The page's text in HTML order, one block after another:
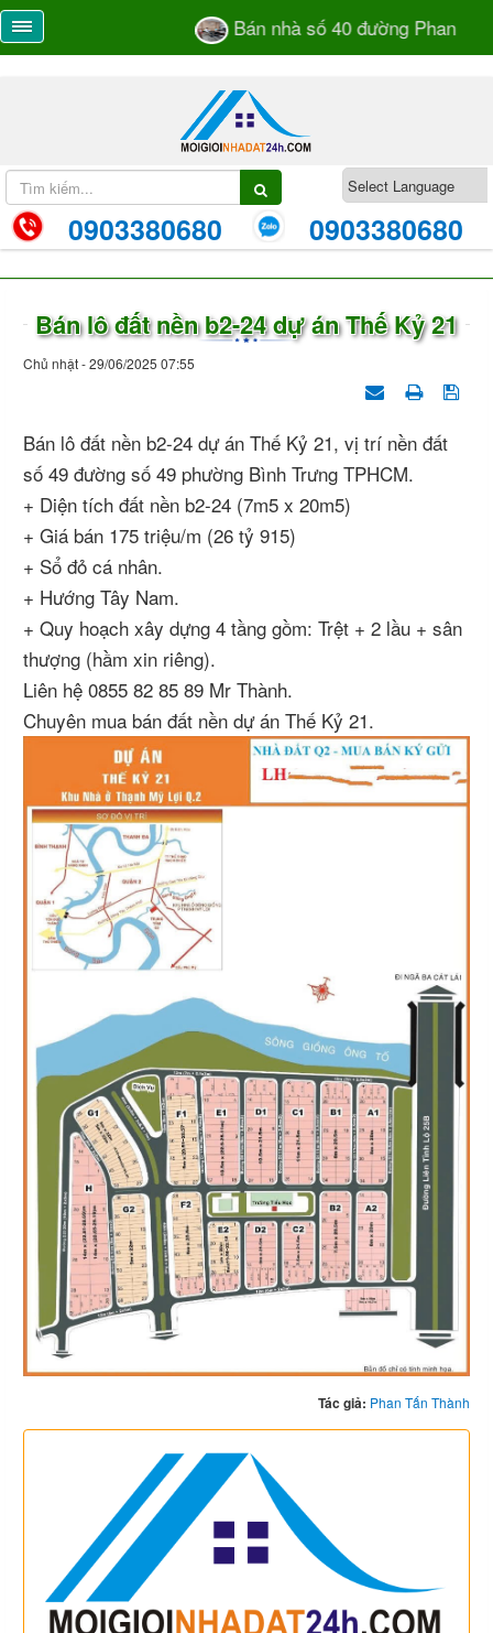
Bán nhà số 40 đường Phan Bá
0903380680 0903380680
Bán lô đất nền b2-24 dự án Thế Kỷ 21
Chủ nhật - 29/06/2025 07:55
Bán lô đất nền b2-24 dự án Thế Kỷ 21, vị trí nền đất
số 49 đường số 49 phường Bình Trưng TPHCM.
+ Diện tích đất nền b2-24 (7m5 x 20m5)
+ Giá bán 175 triệu/m (26 tỷ 915)
+ Sổ đỏ cá nhân.
+ Hướng Tây Nam.
+ Quy hoạch xây dựng 4 tầng gồm: Trệt + 2 lầu + sân
thượng (hầm xin riêng).
Liên hệ 0855 82 85 89 Mr Thành.
Chuyên mua bán đất nền dự án Thế Kỷ 21.
Tác giả: Phan Tấn Thành